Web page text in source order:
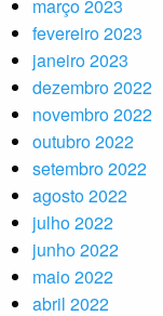
março 2023
fevereiro 2023
janeiro 2023
dezembro 2022
novembro 2022
outubro 2022
setembro 2022
agosto 2022
julho 2022
junho 2022
maio 2022
abril 2022